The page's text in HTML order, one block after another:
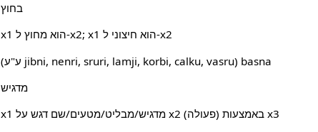
בחוץ
x1 הוא מחוץ ל-x2;‏ x1 הוא חיצוני ל-x2
(ע"ע jibni, nenri, sruri, lamji, korbi, calku, vasru) basna
מדגיש
x1 מדגיש/מבליט/מטעים/שם דגש על x2 באמצעות (פעולה) x3